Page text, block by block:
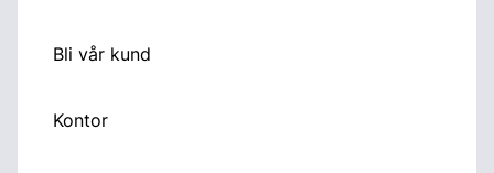
Bli vår kund
Kontor